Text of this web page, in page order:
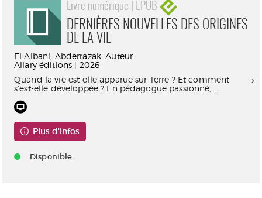
Livre numérique | EPUB
DERNIÈRES NOUVELLES DES ORIGINES
DE LA VIE
El Albani, Abderrazak. Auteur
Allary éditions | 2026
Quand la vie est-elle apparue sur Terre ? Et comment
s'est-elle développée ? En pédagogue passionné,...
Plus d'infos
Disponible